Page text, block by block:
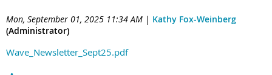
Mon, September 01, 2025 11:34 AM | Kathy Fox-Weinberg
(Administrator)
Wave_Newsletter_Sept25.pdf